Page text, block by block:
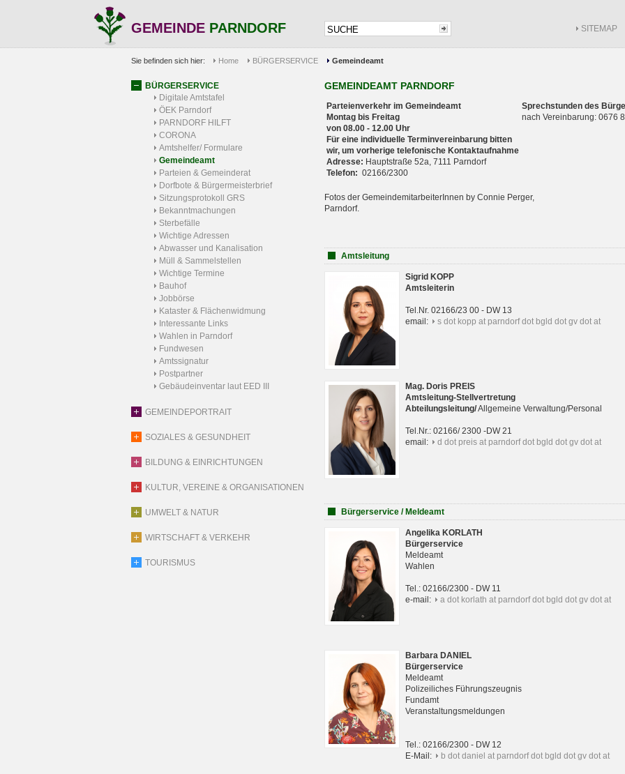
GEMEINDE PARNDORF SITEMAP
Sie befinden sich hier: Home BÜRGERSERVICE Gemeindeamt
BÜRGERSERVICE
Digitale Amtstafel
ÖEK Parndorf
PARNDORF HILFT
CORONA
Amtshelfer/ Formulare
Gemeindeamt
Parteien & Gemeinderat
Dorfbote & Bürgermeisterbrief
Sitzungsprotokoll GRS
Bekanntmachungen
Sterbefälle
Wichtige Adressen
Abwasser und Kanalisation
Müll & Sammelstellen
Wichtige Termine
Bauhof
Jobbörse
Kataster & Flächenwidmung
Interessante Links
Wahlen in Parndorf
Fundwesen
Amtssignatur
Postpartner
Gebäudeinventar laut EED III
GEMEINDEPORTRAIT
SOZIALES & GESUNDHEIT
BILDUNG & EINRICHTUNGEN
KULTUR, VEREINE & ORGANISATIONEN
UMWELT & NATUR
WIRTSCHAFT & VERKEHR
TOURISMUS
GEMEINDEAMT PARNDORF
Parteienverkehr im Gemeindeamt
Montag bis Freitag
von 08.00 - 12.00 Uhr
Für eine individuelle Terminvereinbarung bitten
wir, um vorherige telefonische Kontaktaufnahme
Adresse: Hauptstraße 52a, 7111 Parndorf
Telefon: 02166/2300
Sprechstunden des
nach Vereinbarung: 0676
Fotos der GemeindemitarbeiterInnen by Connie Perger,
Parndorf.
Amtsleitung
Sigrid KOPP
Amtsleiterin
Tel.Nr. 02166/23 00 - DW 13
email:
s dot kopp at parndorf dot bgld dot gv dot at
Mag. Doris PREIS
Amtsleitung-Stellvertretung
Abteilungsleitung/Allgemeine Verwaltung/Personal
Tel.Nr.: 02166/ 2300 -DW 21
email:
d dot preis at parndorf dot bgld dot gv dot at
Bürgerservice / Meldeamt
Angelika KORLATH
Bürgerservice
Meldeamt
Wahlen
Tel.: 02166/2300 - DW 11
e-mail:
a dot korlath at parndorf dot bgld dot gv dot at
Barbara DANIEL
Bürgerservice
Meldeamt
Polizeiliches Führungszeugnis
Fundamt
Veranstaltungsmeldungen
Tel.: 02166/2300 - DW 12
E-Mail:
b dot daniel at parndorf dot bgld dot gv dot at